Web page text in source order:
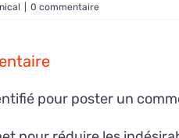
0 commentaire
pour poster un